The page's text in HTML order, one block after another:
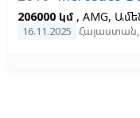
206000 կմ , AMG,
16.11.2025 Հայաստան,